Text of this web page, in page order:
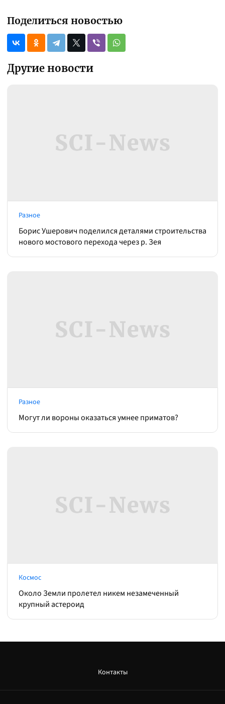
Поделиться новостью
Другие новости
Разное
Борис Ушерович поделился деталями строительства
нового мостового перехода через р. Зея
Разное
Могут ли вороны оказаться умнее приматов?
Космос
Около Земли пролетел никем незамеченный
крупный астероид
Контакты